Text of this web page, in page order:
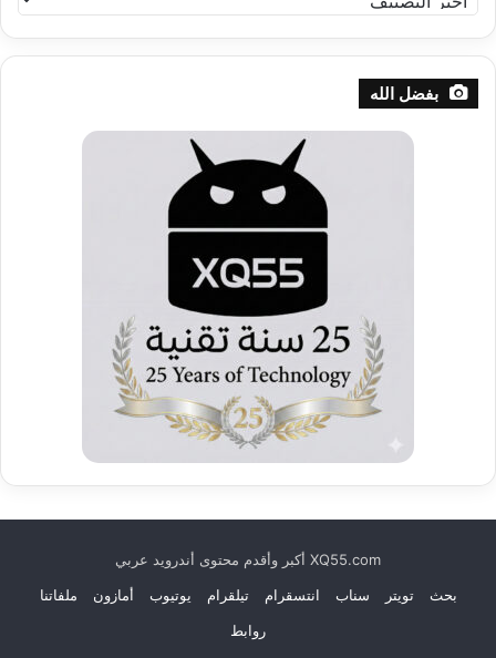
ل
ت
ص
ي
بفضل الله
XQ55.com أكبر وأقدم محتوى أندرويد عربي
بحث
تويتر سناب انتسقرام تيلقرام يوتيوب أمازون
ملفاتنا
روابط